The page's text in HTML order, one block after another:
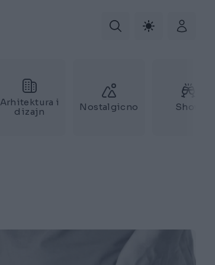
Arhitektura i
dizajn
Nostalgicno Show